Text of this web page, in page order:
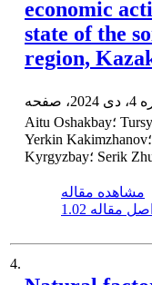
economic
state of the
region,
Aitu Oshakbay؛ Tursynkul Bazarbayeva؛ Gulzhanat Mukanova؛
Yerkin Kakimzhanov؛ Batyrgeldy Shimshikov؛ Kudaibergen
مشاهده مقاله
اصل مقاله
4.